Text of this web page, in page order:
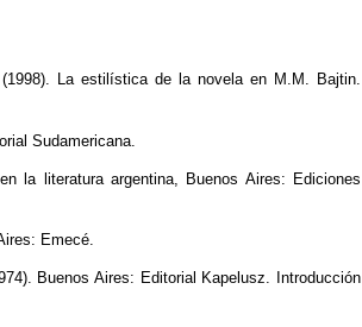
La estilística de la novela en M.M. Bajtin.
Sudamericana.
la literatura argentina, Buenos Aires: Ediciones
Emecé.
Buenos Aires: Editorial Kapelusz. Introducción